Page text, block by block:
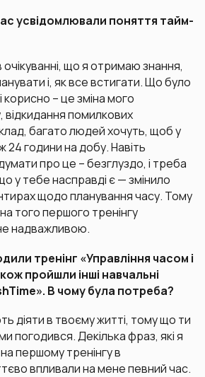
усвідомлювали поняття тайм-
очікуванні, що я отримаю знання,
і, як все встигати. Що було
корисно – це зміна мого
відкидання помилкових
багато людей хочуть, щоб у
24 години на добу. Навіть
про це – безглуздо, і треба
у тебе насправді є — змінило
щодо планування часу. Тому
того першого тренінгу
надважливою.
тренінг «Управління часом і
пройшли інші навчальні
В чому була потреба?
діяти в твоєму житті, тому що ти
погодився. Декілька фраз, які я
першому тренінгу в
впливали на мене певний час.